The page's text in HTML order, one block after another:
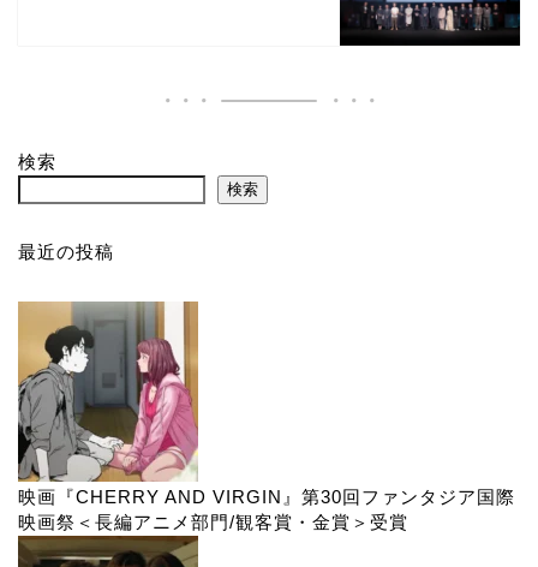
検索
検索
最近の投稿
映画『CHERRY AND VIRGIN』第30回ファンタジア国際
映画祭＜長編アニメ部門/観客賞・金賞＞受賞